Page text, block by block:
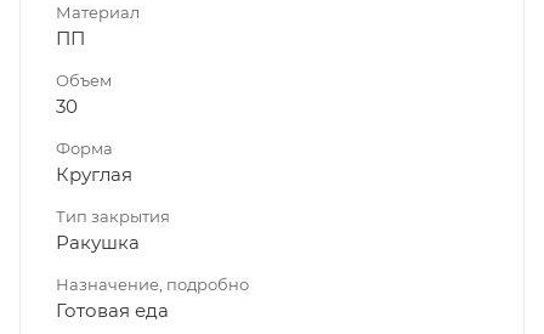
Материал
ПП
Объем
30
Форма
Круглая
Тип закрытия
Ракушка
Назначение, подробно
Готовая еда